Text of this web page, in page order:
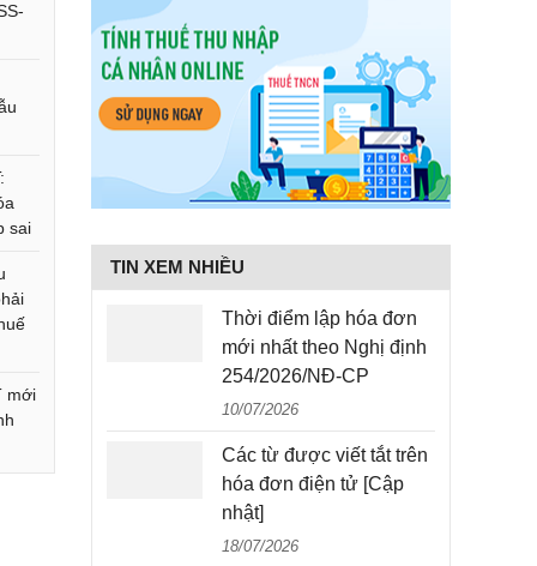
sai
mới
TIN XEM NHIỀU
Thời điểm lập hóa đơn
mới nhất theo Nghị định
254/2026/NĐ-CP
10/07/2026
Các từ được viết tắt trên
hóa đơn điện tử [Cập
nhật]
18/07/2026